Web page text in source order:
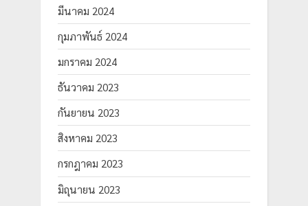
มีนาคม 2024
กุมภาพันธ์ 2024
มกราคม 2024
ธันวาคม 2023
กันยายน 2023
สิงหาคม 2023
กรกฎาคม 2023
มิถุนายน 2023